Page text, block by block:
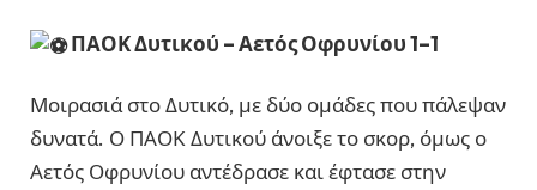
ΠΑΟΚ Δυτικού – Αετός Οφρυνίου 1–1
Μοιρασιά στο Δυτικό, με δύο ομάδες που πάλεψαν
δυνατά. Ο ΠΑΟΚ Δυτικού άνοιξε το σκορ, όμως ο
Αετός Οφρυνίου αντέδρασε και έφτασε στην